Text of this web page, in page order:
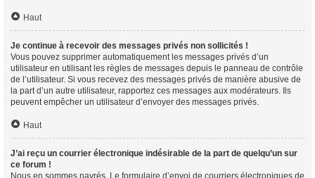
Haut
Je continue à recevoir des messages privés non sollicités !
Vous pouvez supprimer automatiquement les messages privés d’un
utilisateur en utilisant les règles de messages depuis le panneau de contrôle
de l’utilisateur. Si vous recevez des messages privés de manière abusive de
la part d’un autre utilisateur, rapportez ces messages aux modérateurs. Ils
peuvent empêcher un utilisateur d’envoyer des messages privés.
Haut
J’ai reçu un courrier électronique indésirable de la part de quelqu’un sur
ce forum !
Nous en sommes navrés. Le formulaire d’envoi de courriers électroniques de